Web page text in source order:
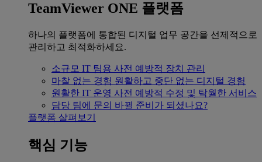
TeamViewer ONE 플랫폼
하나의 플랫폼에 통합된 디지털 업무 공간을 선제적으로
관리하고 최적화하세요.
소규모 IT 팀용 사전 예방적 장치 관리
마찰 없는 경험 원활하고 중단 없는 디지털 경험
원활한 IT 운영 사전 예방적 수정 및 탁월한 서비스
담당 팀에 문의 바뀔 준비가 되셨나요?
플랫폼 살펴보기
핵심 기능